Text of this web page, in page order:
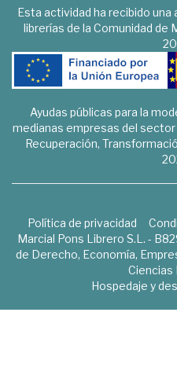
Esta actividad ha recibido una
librerías de la Comunidad de
Ayudas públicas para la
medianas empresas del sector
Recuperación,
Política de privacidad
Marcial Pons Librero S.L. -
de Derecho, Economía,
Ciencias
Hospedaje y